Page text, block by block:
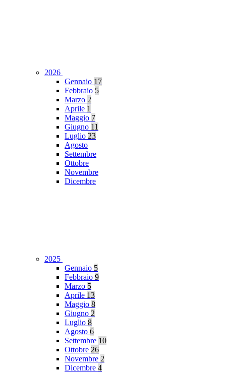
2026
Gennaio 17
Febbraio 5
Marzo 2
Aprile 1
Maggio 7
Giugno 11
Luglio 23
Agosto
Settembre
Ottobre
Novembre
Dicembre
2025
Gennaio 5
Febbraio 9
Marzo 5
Aprile 13
Maggio 8
Giugno 2
Luglio 8
Agosto 6
Settembre 10
Ottobre 26
Novembre 2
Dicembre 4